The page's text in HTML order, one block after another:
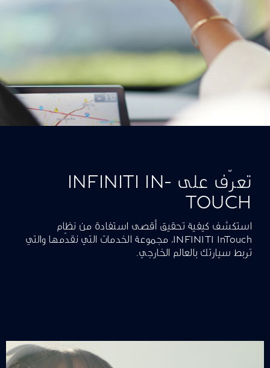
تعرّف على INFINITI IN-
TOUCH
استكشف كيفية تحقيق أقصى استفادة من نظام
INFINITI InTouch، مجموعة الخدمات التي نقدّمها والتي
تربط سيارتك بالعالم الخارجي.